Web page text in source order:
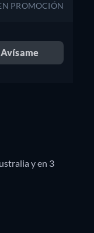
PROMOCIÓN
Avísame
y en 3